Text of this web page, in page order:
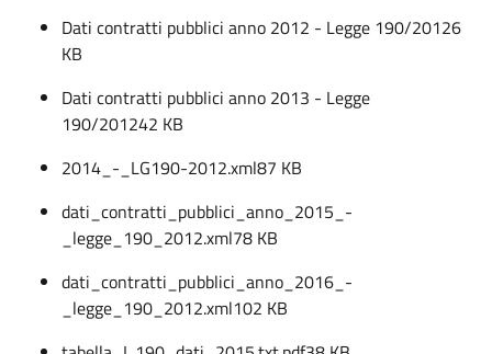
Dati contratti pubblici anno 2012 - Legge 190/20126
KB
Dati contratti pubblici anno 2013 - Legge
190/201242 KB
2014_-_LG190-2012.xml87 KB
dati_contratti_pubblici_anno_2015_-
_legge_190_2012.xml78 KB
dati_contratti_pubblici_anno_2016_-
_legge_190_2012.xml102 KB